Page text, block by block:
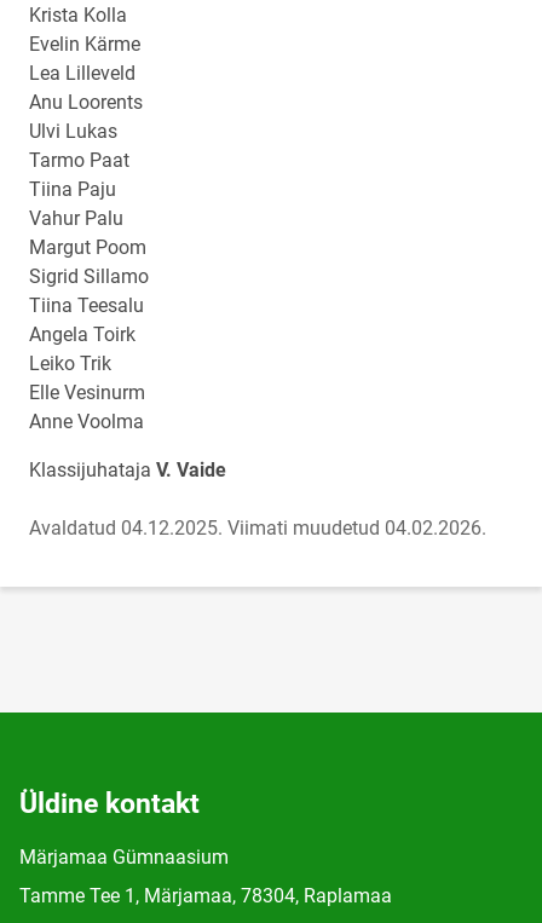
Krista Kolla
Evelin Kärme
Lea Lilleveld
Anu Loorents
Ulvi Lukas
Tarmo Paat
Tiina Paju
Vahur Palu
Margut Poom
Sigrid Sillamo
Tiina Teesalu
Angela Toirk
Leiko Trik
Elle Vesinurm
Anne Voolma
Klassijuhataja V. Vaide
Avaldatud 04.12.2025. Viimati muudetud 04.02.2026.
Üldine kontakt
Märjamaa Gümnaasium
Tamme Tee 1, Märjamaa, 78304, Raplamaa